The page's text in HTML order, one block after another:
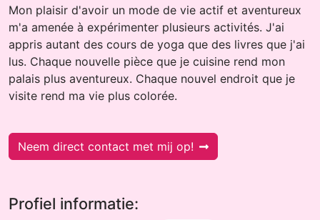
Mon plaisir d'avoir un mode de vie actif et aventureux
m'a amenée à expérimenter plusieurs activités. J'ai
appris autant des cours de yoga que des livres que j'ai
lus. Chaque nouvelle pièce que je cuisine rend mon
palais plus aventureux. Chaque nouvel endroit que je
visite rend ma vie plus colorée.
Neem direct contact met mij op!
Profiel informatie: